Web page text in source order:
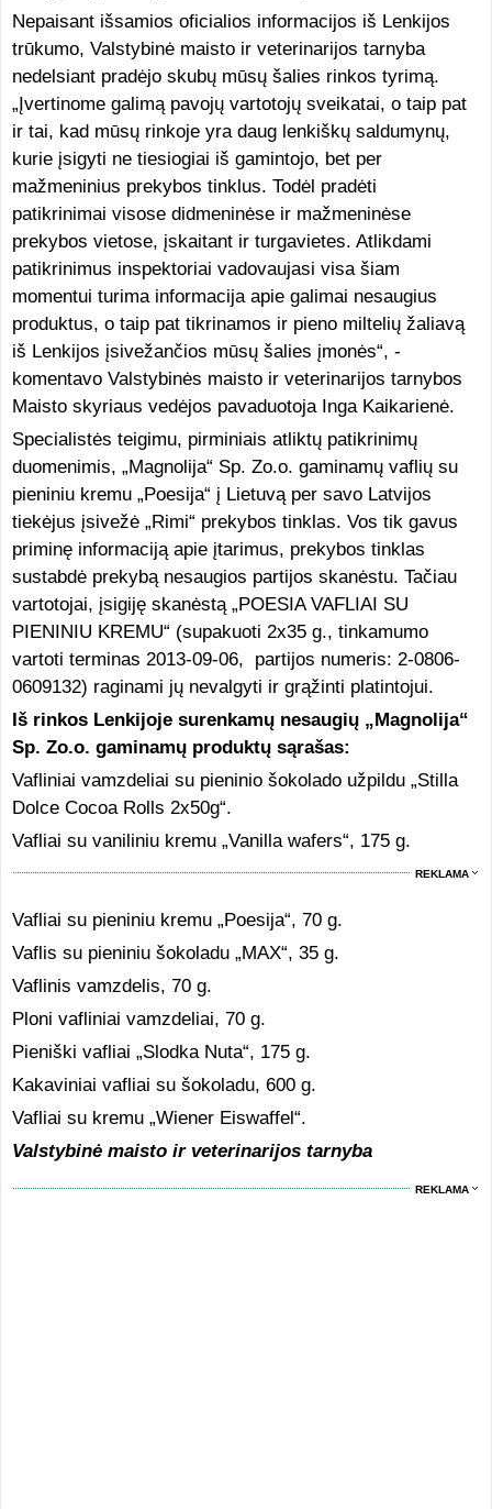
Nepaisant išsamios oficialios informacijos iš Lenkijos
trūkumo, Valstybinė maisto ir veterinarijos tarnyba
nedelsiant pradėjo skubų mūsų šalies rinkos tyrimą.
„Įvertinome galimą pavojų vartotojų sveikatai, o taip pat
ir tai, kad mūsų rinkoje yra daug lenkiškų saldumynų,
kurie įsigyti ne tiesiogiai iš gamintojo, bet per
mažmeninius prekybos tinklus. Todėl pradėti
patikrinimai visose didmeninėse ir mažmeninėse
prekybos vietose, įskaitant ir turgavietes. Atlikdami
patikrinimus inspektoriai vadovaujasi visa šiam
momentui turima informacija apie galimai nesaugius
produktus, o taip pat tikrinamos ir pieno miltelių žaliavą
iš Lenkijos įsivežančios mūsų šalies įmonės“, -
komentavo Valstybinės maisto ir veterinarijos tarnybos
Maisto skyriaus vedėjos pavaduotoja Inga Kaikarienė.
Specialistės teigimu, pirminiais atliktų patikrinimų
duomenimis, „Magnolija“ Sp. Zo.o. gaminamų vaflių su
pieniniu kremu „Poesija“ į Lietuvą per savo Latvijos
tiekėjus įsivežė „Rimi“ prekybos tinklas. Vos tik gavus
priminę informaciją apie įtarimus, prekybos tinklas
sustabdė prekybą nesaugios partijos skanėstu. Tačiau
vartotojai, įsigiję skanėstą „POESIA VAFLIAI SU
PIENINIU KREMU“ (supakuoti 2x35 g., tinkamumo
vartoti terminas 2013-09-06, partijos numeris: 2-0806-
0609132) raginami jų nevalgyti ir grąžinti platintojui.
Iš rinkos Lenkijoje surenkamų nesaugių „Magnolija“
Sp. Zo.o. gaminamų produktų sąrašas:
Vafliniai vamzdeliai su pieninio šokolado užpildu „Stilla
Dolce Cocoa Rolls 2x50g“.
Vafliai su vaniliniu kremu „Vanilla wafers“, 175 g.
REKLAMA
Vafliai su pieniniu kremu „Poesija“, 70 g.
Vaflis su pieniniu šokoladu „MAX“, 35 g.
Vaflinis vamzdelis, 70 g.
Ploni vafliniai vamzdeliai, 70 g.
Pieniški vafliai „Slodka Nuta“, 175 g.
Kakaviniai vafliai su šokoladu, 600 g.
Vafliai su kremu „Wiener Eiswaffel“.
Valstybinė maisto ir veterinarijos tarnyba
REKLAMA